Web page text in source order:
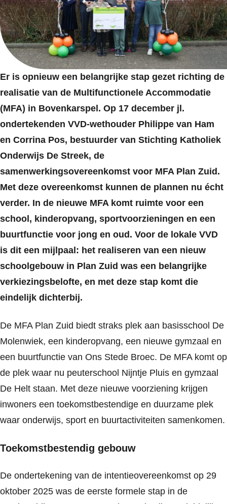
Er is opnieuw een belangrijke stap gezet richting de
realisatie van de Multifunctionele Accommodatie
(MFA) in Bovenkarspel. Op 17 december jl.
ondertekenden VVD‑wethouder Philippe van Ham
en Corrina Pos, bestuurder van Stichting Katholiek
Onderwijs De Streek, de
samenwerkingsovereenkomst voor MFA Plan Zuid.
Met deze overeenkomst kunnen de plannen nu écht
verder. In de nieuwe MFA komt ruimte voor een
school, kinderopvang, sportvoorzieningen en een
buurtfunctie voor jong en oud. Voor de lokale VVD
is dit een mijlpaal: het realiseren van een nieuw
schoolgebouw in Plan Zuid was een belangrijke
verkiezingsbelofte, en met deze stap komt die
eindelijk dichterbij.
De MFA Plan Zuid biedt straks plek aan basisschool De
Molenwiek, een kinderopvang, een nieuwe gymzaal en
een buurtfunctie van Ons Stede Broec. De MFA komt op
de plek waar nu peuterschool Nijntje Pluis en gymzaal
De Helt staan. Met deze nieuwe voorziening krijgen
inwoners een toekomstbestendige en duurzame plek
waar onderwijs, sport en buurtactiviteiten samenkomen.
Toekomstbestendig gebouw
De ondertekening van de intentieovereenkomst op 29
oktober 2025 was de eerste formele stap in de